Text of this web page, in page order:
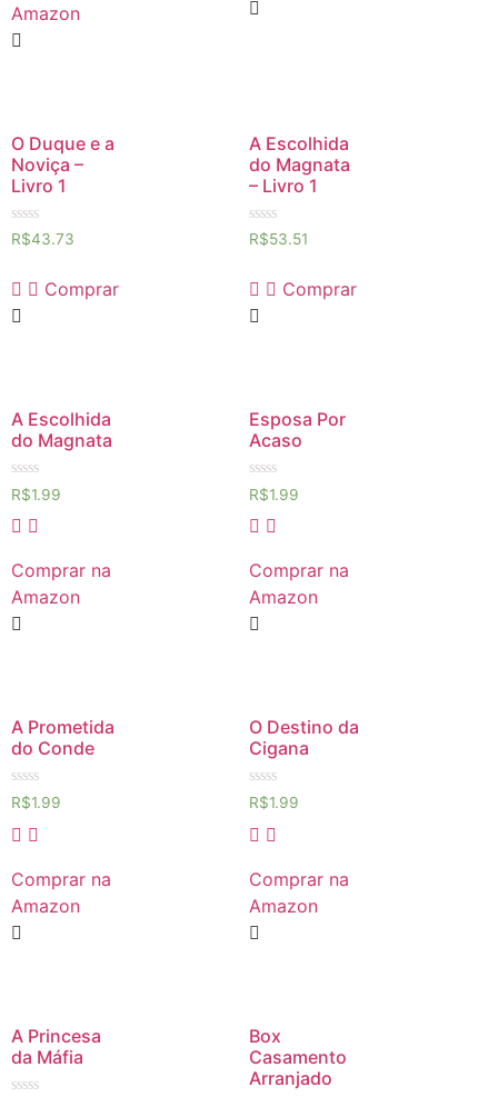
Amazon
O Duque e a
Noviça –
Livro 1
Avaliação
0
5
R$43.73
Comprar
A Escolhida
do Magnata
– Livro 1
Avaliação
0
5
R$53.51
Comprar
A Escolhida
do Magnata
Avaliação
0
de
5
R$1.99
Comprar na
Amazon
Esposa Por
Acaso
Avaliação
0
de
5
R$1.99
Comprar na
Amazon
A Prometida
do Conde
Avaliação
0
de
5
R$1.99
Comprar na
Amazon
O Destino da
Cigana
Avaliação
0
de
5
R$1.99
Comprar na
Amazon
A Princesa
da Máfia
Box
Casamento
Arranjado